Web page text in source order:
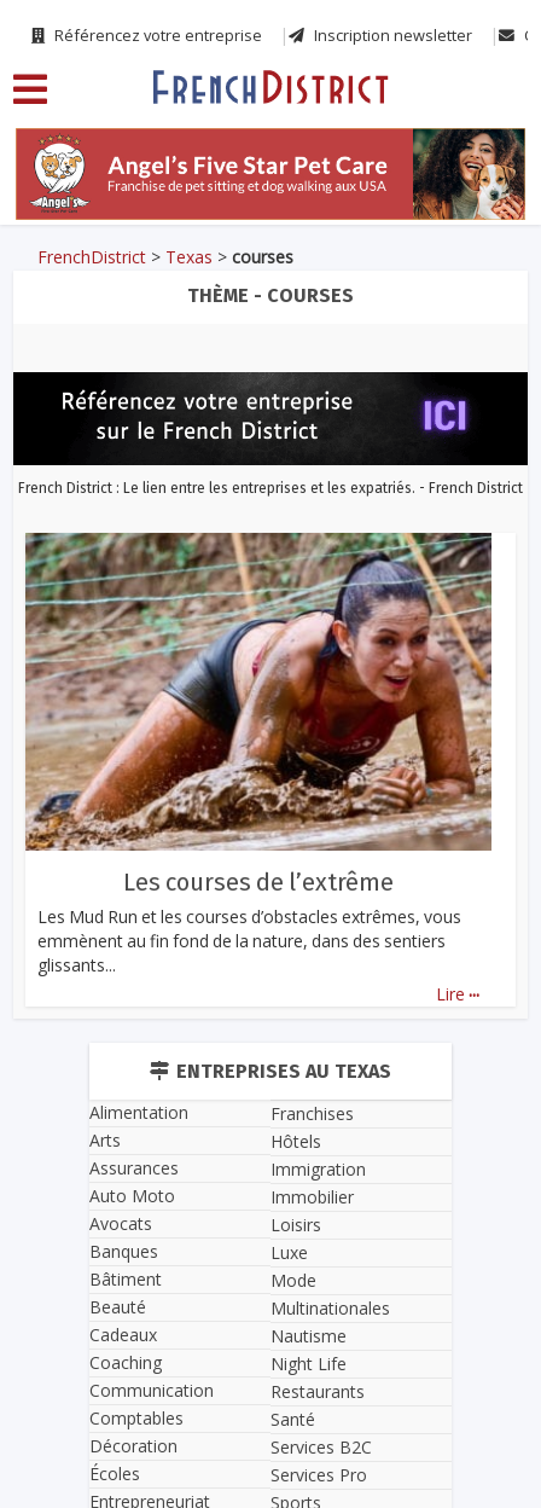
Référencez votre entreprise Inscription newsletter
FrenchDistrict > Texas >courses
THÈME - COURSES
French District : Le lien entre les entreprises et les expatriés. - French District
Les courses de l’extrême
Les Mud Run et les courses d’obstacles extrêmes, vous
emmènent au fin fond de la nature, dans des sentiers
glissants...
Lire ...
ENTREPRISES AU TEXAS
Alimentation
Arts
Assurances
Auto Moto
Avocats
Banques
Bâtiment
Beauté
Cadeaux
Coaching
Communication
Comptables
Décoration
Écoles
Entrepreneuriat
Franchises
Hôtels
Immigration
Immobilier
Loisirs
Luxe
Mode
Multinationales
Nautisme
Night Life
Restaurants
Santé
Services B2C
Services Pro
Sports